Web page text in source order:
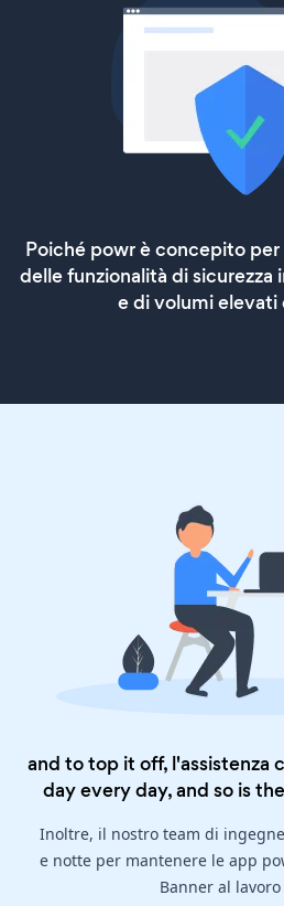
Poiché powr è concepito
delle funzionalità di
e di volumi elevati
and to top it off, l'assistenza
day every day, and so is the
Inoltre, il nostro team di
e notte per mantenere le app
Banner al